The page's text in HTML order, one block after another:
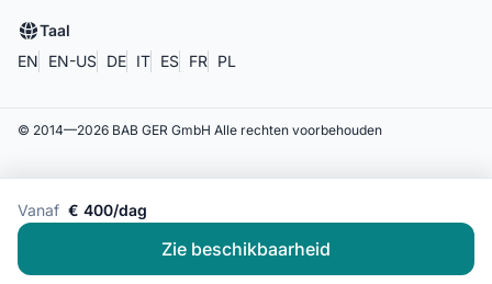
Vanaf € 400/dag
Zie beschikbaarheid
Taal
EN
EN-US DE IT ES FR PL
© 2014—2026 BAB GER GmbH Alle rechten voorbehouden